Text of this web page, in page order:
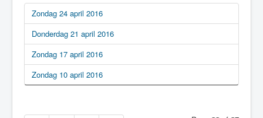
Zondag 24 april 2016
Donderdag 21 april 2016
Zondag 17 april 2016
Zondag 10 april 2016